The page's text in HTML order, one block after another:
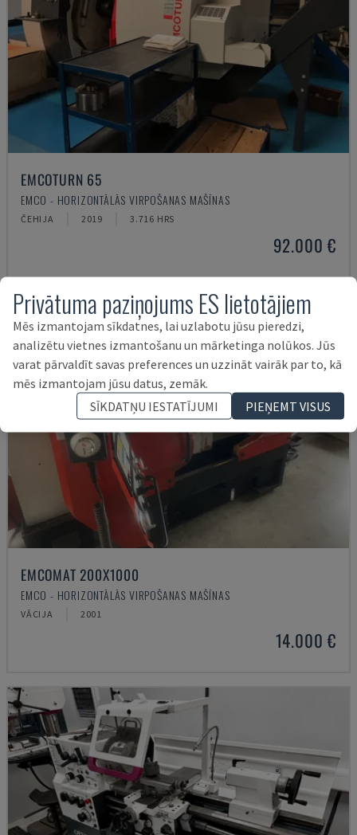
EMCOTURN 65
EMCO - HORIZONTĀLĀS VIRPOŠANAS MAŠĪNAS
ČEHIJA 2019 3.716 HRS
92.000 €
EMCOMAT 200X1000
EMCO - HORIZONTĀLĀS VIRPOŠANAS MAŠĪNAS
VĀCIJA 2001
14.000 €
Privātuma paziņojums ES lietotājiem
Mēs izmantojam sīkdatnes, lai uzlabotu jūsu pieredzi,
analizētu vietnes izmantošanu un mārketinga nolūkos. Jūs
varat pārvaldīt savas preferences un uzzināt vairāk par to, kā
mēs izmantojam jūsu datus, zemāk.
SĪKDATŅU IESTATĪJUMI
PIEŅEMT VISUS